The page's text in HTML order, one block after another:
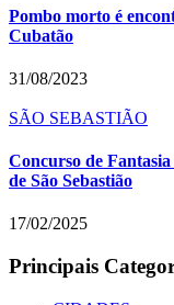
Pombo morto é
Cubatão
31/08/2023
SÃO SEBASTIÃO
Concurso de
de São Sebastião
17/02/2025
Principais